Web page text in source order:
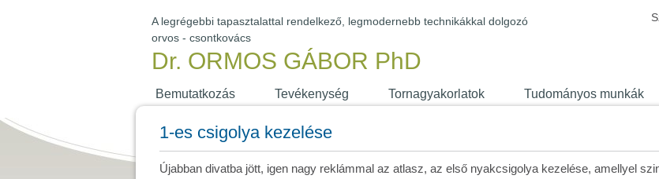
A legrégebbi tapasztalattal rendelkező, legmodernebb technikákkal dolgozó
orvos - csontkovács
Dr. ORMOS GÁBOR PhD
Bemutatkozás Tevékenység Tornagyakorlatok Tudományos munkák
1-es csigolya kezelése
Újabban divatba jött, igen nagy reklámmal az atlasz, az első nyakcsigolya kezelése, amellyel